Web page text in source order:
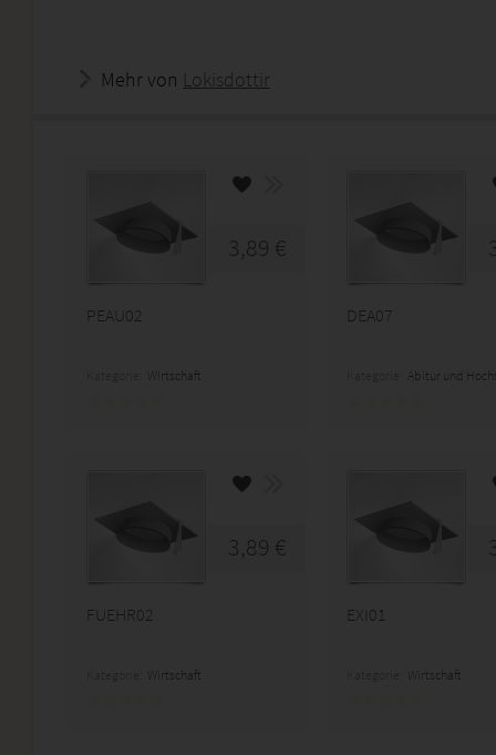
Mehr von Lokisdottir
3,89 €
PEAU02
Wirtschaft
DEA07
Abitur und
3,89 €
FUEHR02
Wirtschaft
EXI01
Wirtschaft